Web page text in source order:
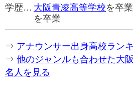
学歴… 大阪青凌高等学校を卒
を卒業
⇒ アナウンサー出身高校ラン
⇒ 他のジャンルも合わせた大
名人を見る